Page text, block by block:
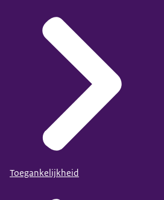
Toegankelijkheid